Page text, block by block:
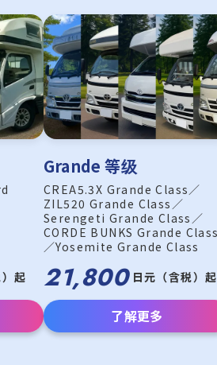
起
Grande 等级
CREA5.3X Grande Class／
ZIL520 Grande Class／
Serengeti Grande Class／
CORDE BUNKS Grande Class
／Yosemite Grande Class
21,800 日元（含税）起
了解更多